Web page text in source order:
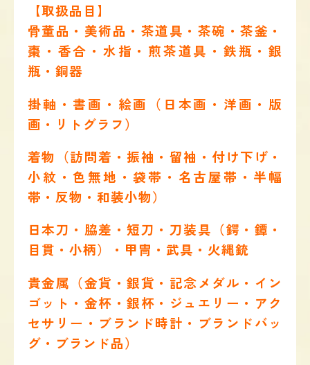
【取扱品目】
骨董品・美術品・茶道具・茶碗・茶釜・
棗・香合・水指・煎茶道具・鉄瓶・銀
瓶・銅器
掛軸・書画・絵画（日本画・洋画・版
画・リトグラフ）
着物（訪問着・振袖・留袖・付け下げ・
小紋・色無地・袋帯・名古屋帯・半幅
帯・反物・和装小物）
日本刀・脇差・短刀・刀装具（鍔・鐔・
目貫・小柄）・甲冑・武具・火縄銃
貴金属（金貨・銀貨・記念メダル・イン
ゴット・金杯・銀杯・ジュエリー・アク
セサリー・ブランド時計・ブランドバッ
グ・ブランド品）